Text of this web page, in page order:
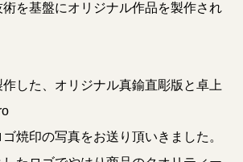
術を基盤にオリジナル作品を製作され
した、オリジナル真鍮直彫版と卓上
焼印の写真をお送り頂いきました。